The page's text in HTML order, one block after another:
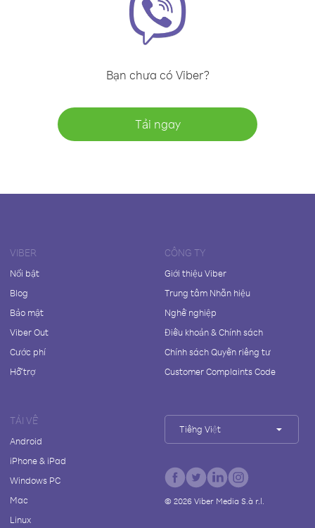
Bạn chưa có Viber?
Tải ngay
VIBER
Nổi bật
Blog
Bảo mật
Viber Out
Cước phí
Hỗ trợ
CÔNG TY
Giới thiệu Viber
Trung tâm Nhãn hiệu
Nghề nghiệp
Điều khoản & Chính sách
Chính sách Quyền riêng tư
Customer Complaints Code
TẢI VỀ
Android
iPhone & iPad
Windows PC
Mac
Linux
Tiếng Việt
© 2026Viber Media S.à r.l.